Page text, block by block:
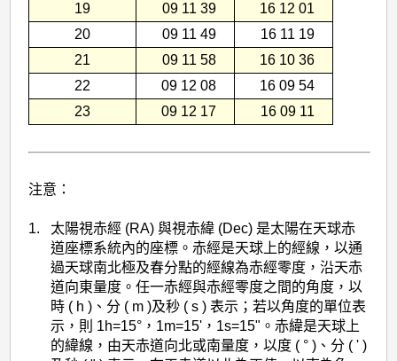
19
09 11 39
16 12 01
20
09 11 49
16 11 19
21
09 11 58
16 10 36
22
09 12 08
16 09 54
23
09 12 17 16 09 11
注意：
1.
太陽視赤經 (RA) 與視赤緯 (Dec) 是太陽在天球赤
道座標系統內的座標。赤經是天球上的經線，以通
過天球南北極及春分點的經線為赤經零度，沿天赤
道向東量度。任一赤經與赤經零度之間的角度，以
時 ( h )、分 ( m )及秒 ( s ) 表示；若以角度的單位表
示，則 1h=15°，1m=15'，1s=15"。赤緯是天球上
的緯線，由天赤道向北或南量度，以度 ( ° )、分 ( ' )